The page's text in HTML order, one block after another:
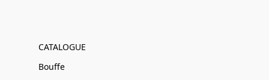
CATALOGUE
Bouffe